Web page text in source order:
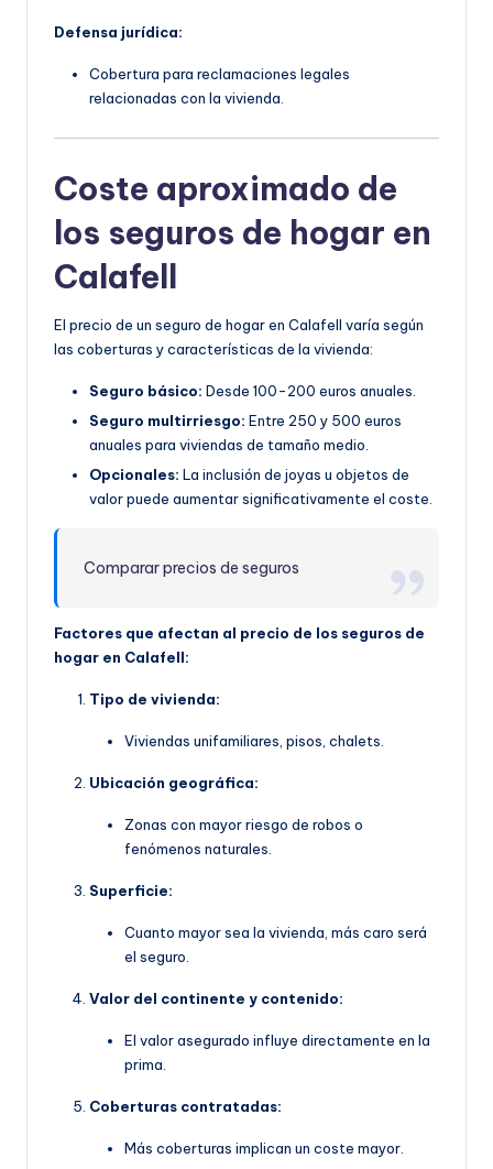
Defensa jurídica:
Cobertura para reclamaciones legales
relacionadas con la vivienda.
Coste aproximado de
los seguros de hogar en
Calafell
El precio de un seguro de hogar en Calafell varía según
las coberturas y características de la vivienda:
Seguro básico: Desde 100-200 euros anuales.
Seguro multirriesgo: Entre 250 y 500 euros
anuales para viviendas de tamaño medio.
Opcionales: La inclusión de joyas u objetos de
valor puede aumentar significativamente el coste.
Comparar precios de seguros
Factores que afectan al precio de los seguros de
hogar en Calafell:
Tipo de vivienda:
Viviendas unifamiliares, pisos, chalets.
Ubicación geográfica:
Zonas con mayor riesgo de robos o
fenómenos naturales.
Superficie:
Cuanto mayor sea la vivienda, más caro será
el seguro.
Valor del continente y contenido:
El valor asegurado influye directamente en la
prima.
Coberturas contratadas:
Más coberturas implican un coste mayor.